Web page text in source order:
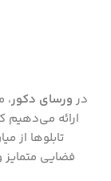
در ورسای دکور،
ارائه می‌دهیم
تابلوها از
فضایی